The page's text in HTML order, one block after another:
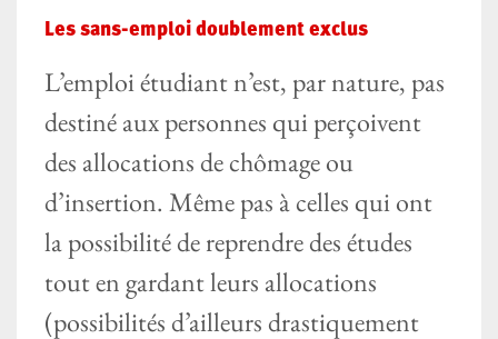
Les sans-emploi doublement exclus
L’emploi étudiant n’est, par nature, pas
destiné aux personnes qui perçoivent
des allocations de chômage ou
d’insertion. Même pas à celles qui ont
la possibilité de reprendre des études
tout en gardant leurs allocations
(possibilités d’ailleurs drastiquement